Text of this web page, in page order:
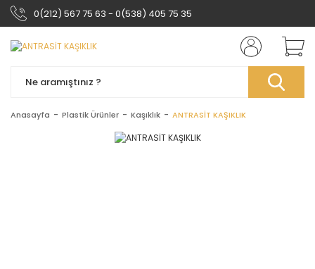
0(212) 567 75 63 - 0(538) 405 75 35
Anasayfa Plastik Ürünler Kaşıklık ANTRASİT KAŞIKLIK